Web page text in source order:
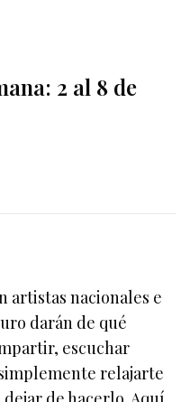
2 al 8 de
artistas nacionales e
darán de qué
escuchar
relajarte